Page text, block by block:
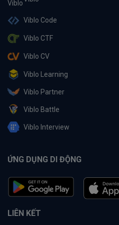
Viblo Code
Viblo CTF
Viblo CV
Viblo Learning
Viblo Partner
Viblo Battle
Viblo Interview
ỨNG DỤNG DI ĐỘNG
LIÊN KẾT